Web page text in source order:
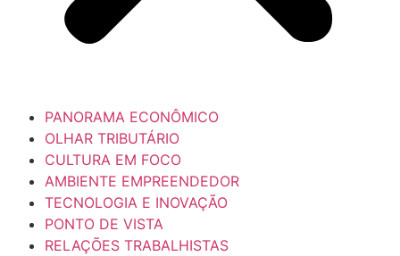
PANORAMA ECONÔMICO
OLHAR TRIBUTÁRIO
CULTURA EM FOCO
AMBIENTE EMPREENDEDOR
TECNOLOGIA E INOVAÇÃO
PONTO DE VISTA
RELAÇÕES TRABALHISTAS